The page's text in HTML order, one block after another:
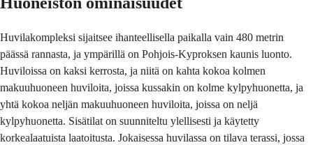
Huvilakompleksi sijaitsee ihanteellisella paikalla vain 480 metrin
päässä rannasta, ja ympärillä on Pohjois-Kyproksen kaunis luonto.
Huviloissa on kaksi kerrosta, ja niitä on kahta kokoa kolmen
makuuhuoneen huviloita, joissa kussakin on kolme kylpyhuonetta, ja
yhtä kokoa neljän makuuhuoneen huviloita, joissa on neljä
kylpyhuonetta. Sisätilat on suunniteltu ylellisesti ja käytetty
korkealaatuista laatoitusta. Jokaisessa huvilassa on tilava terassi, jossa